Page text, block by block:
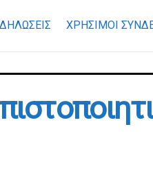
ΧΡΉΣΙΜΟΙ